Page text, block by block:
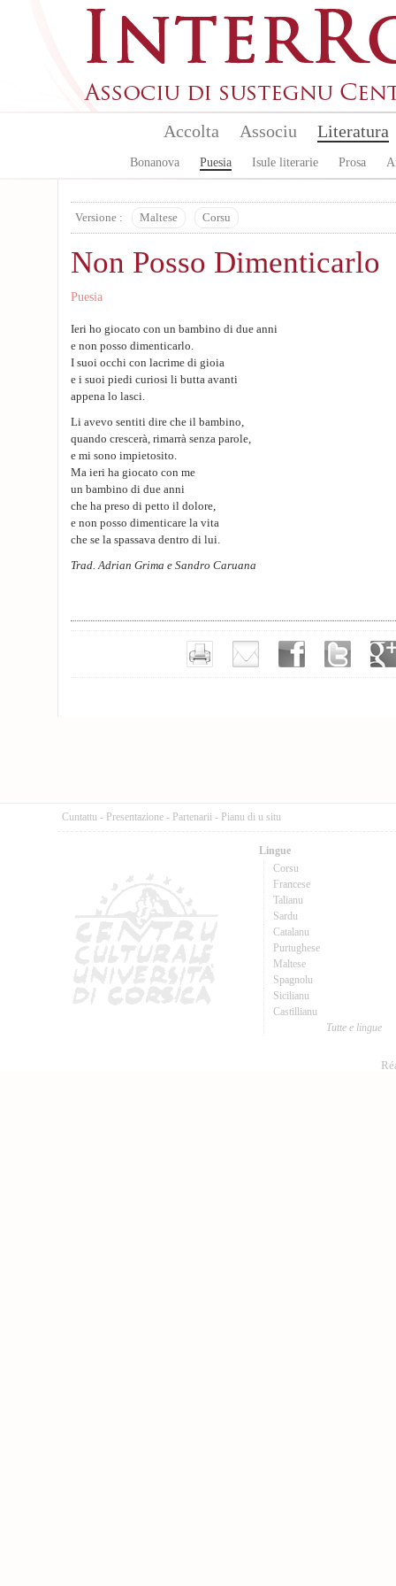
Accolta Associu Literatura
Bonanova Puesia Isule literarie Prosa
Versione : Maltese Corsu
Non Posso Dimenticarlo
Puesia
Ieri ho giocato con un bambino di due anni
e non posso dimenticarlo.
I suoi occhi con lacrime di gioia
e i suoi piedi curiosi li butta avanti
appena lo lasci.
Li avevo sentiti dire che il bambino,
quando crescerà, rimarrà senza parole,
e mi sono impietosito.
Ma ieri ha giocato con me
un bambino di due anni
che ha preso di petto il dolore,
e non posso dimenticare la vita
che se la spassava dentro di lui.
Trad. Adrian Grima e Sandro Caruana
Cuntattu - Presentazione - Partenarii - Pianu di u situ
Lingue
Corsu
Francese
Talianu
Sardu
Catalanu
Purtughese
Maltese
Spagnolu
Sicilianu
Castillianu
Tutte e lingue